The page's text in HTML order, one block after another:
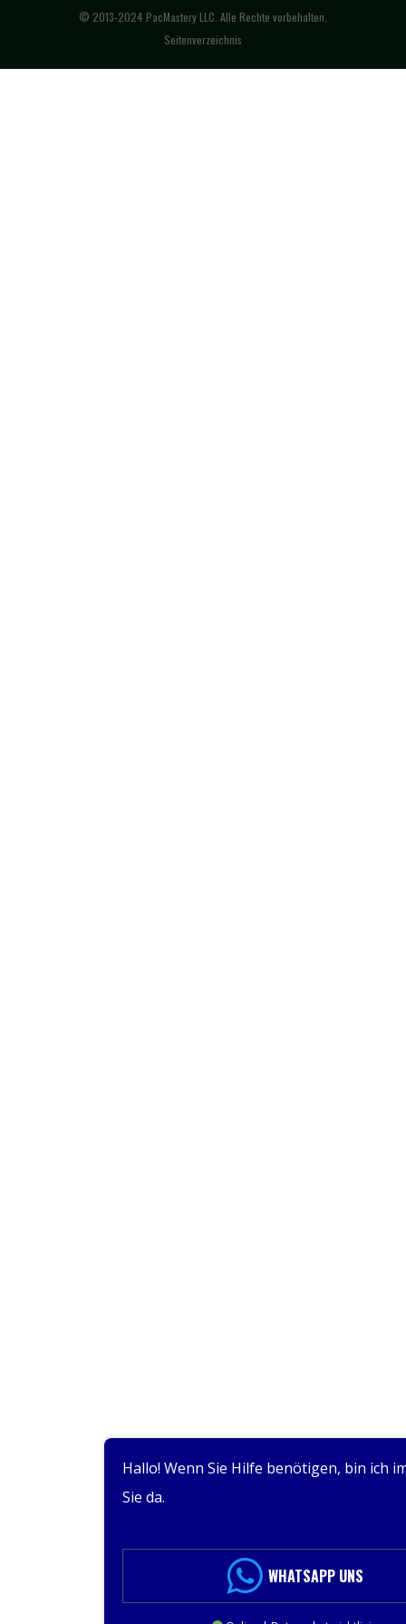
© 2013-2024 PacMastery LLC. Alle Rechte vorbehalten.
Seitenverzeichnis
Hallo! Wenn Sie Hilfe benötigen, bin ich
Sie da.
WHATSAPP UNS